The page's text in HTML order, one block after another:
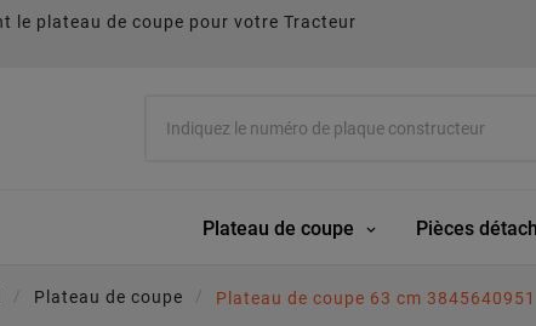
le plateau de coupe pour votre Tracteur
Plateau de coupe Pièces
Plateau de coupe Plateau de coupe 63 cm